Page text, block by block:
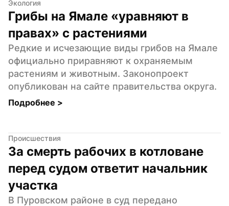
Экология
Грибы на Ямале «уравняют в
правах» с растениями
Редкие и исчезающие виды грибов на Ямале
официально приравняют к охраняемым
растениям и животным. Законопроект
опубликован на сайте правительства округа.
Подробнее >
Происшествия
За смерть рабочих в котловане
перед судом ответит начальник
участка
В Пуровском районе в суд передано